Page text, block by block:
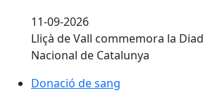
Diada 11 de Setembre
11-09-2026
Lliçà de Vall commemora la Diada